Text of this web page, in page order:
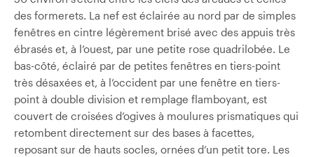
des formerets. La nef est éclairée au nord par de simples
fenêtres en cintre légèrement brisé avec des appuis très
ébrasés et, à l’ouest, par une petite rose quadrilobée. Le
bas-côté, éclairé par de petites fenêtres en tiers-point
très désaxées et, à l’occident par une fenêtre en tiers-
point à double division et remplage flamboyant, est
couvert de croisées d’ogives à moulures prismatiques qui
retombent directement sur des bases à facettes,
reposant sur de hauts socles, ornées d’un petit tore. Les